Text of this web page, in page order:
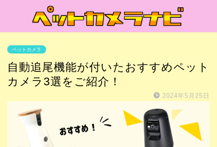
ペットカメラ
自動追尾機能が付いたおすすめペット
カメラ3選をご紹介！
2024年5月25日